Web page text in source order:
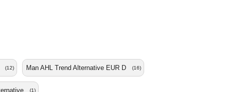
(12) Man AHL Trend Alternative EUR D (16)
(1)